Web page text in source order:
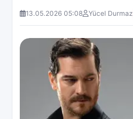
13.05.2026 05:08 Yücel Durmaz